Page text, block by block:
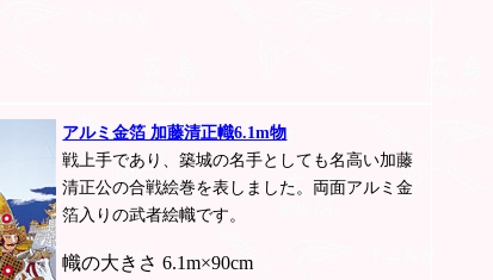
アルミ金箔 加藤清正幟6.1m物
戦上手であり、築城の名手としても名高い加藤
清正公の合戦絵巻を表しました。両面アルミ金
箔入りの武者絵幟です。
幟の大きさ 6.1m×90cm